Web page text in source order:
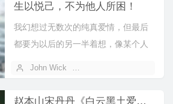
生以悦己，不为他人所困！
我幻想过无数次的纯真爱情，但最后
都要为以后的另一半着想，像某个人
John Wick
赵本山宋丹丹《白云黑土爱情故事》完整版MV